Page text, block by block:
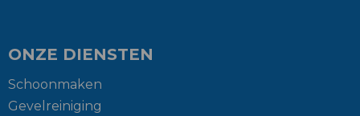
ONZE DIENSTEN
Schoonmaken
Gevelreiniging